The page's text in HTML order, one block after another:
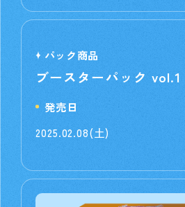
パック商品
ブースターパック vol.1
発売日
2025.02.08(土)